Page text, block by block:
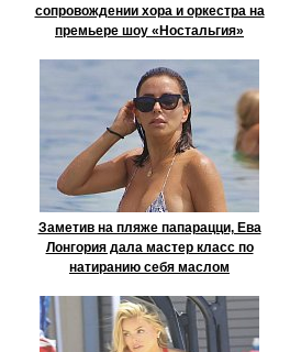
сопровождении хора и оркестра на
премьере шоу «Ностальгия»
Заметив на пляже папарацци, Ева
Лонгория дала мастер класс по
натиранию себя маслом